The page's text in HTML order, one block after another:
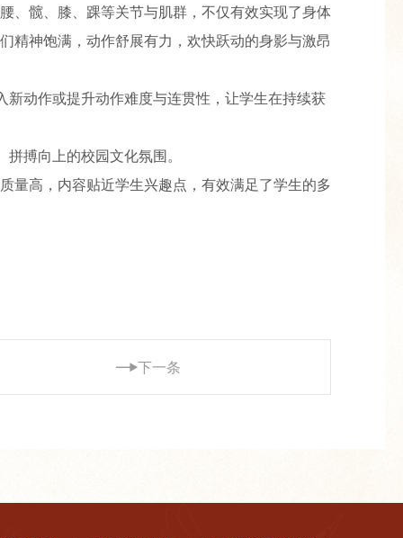
、髋、膝、踝等关节与肌群，不仅有效实现了身体
精神饱满，动作舒展有力，欢快跃动的身影与激昂
新动作或提升动作难度与连贯性，让学生在持续获
搏向上的校园文化氛围。
量高，内容贴近学生兴趣点，有效满足了学生的多
下一条